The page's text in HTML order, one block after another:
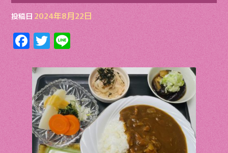
投稿日2024年8月22日
F
ac
e
b
o
o
k
T
w
itt
er
Li
n
e